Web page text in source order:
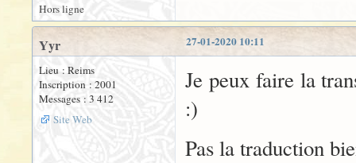
Hors ligne
27-01-2020 10:11
Yyr
Lieu : Reims
Inscription : 2001
Messages : 3 412
Site Web
Je peux faire la
:)
Pas la traduction